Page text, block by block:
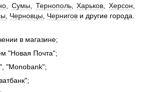
,Сумы Тернополь,Харьков ,Херсон
Черновцы Чернигов и другие города.
в магазине;
"Новая Почта";
"Monobank";